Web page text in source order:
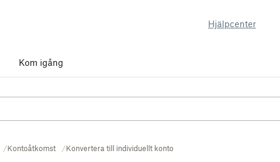
Hjälpcenter
Kom igång
Kontoåtkomst Konvertera till individuellt konto